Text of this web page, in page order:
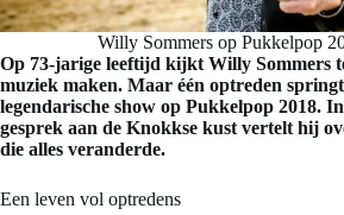
Willy Sommers op Pukkelpop
Op 73-jarige leeftijd kijkt Willy Sommers
muziek maken. Maar één optreden
legendarische show op Pukkelpop 2018.
gesprek aan de Knokkse kust vertelt hij
die alles veranderde.
Een leven vol optredens